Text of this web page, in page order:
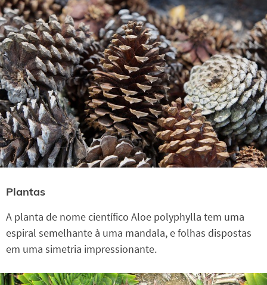
Plantas
A planta de nome científico Aloe polyphylla tem uma
espiral semelhante à uma mandala, e folhas dispostas
em uma simetria impressionante.